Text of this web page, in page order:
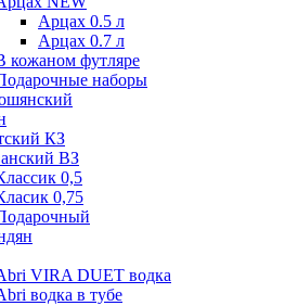
Арцах 0.5 л
Арцах 0.7 л
кожаном футляре
наборы
КЗ
ВЗ
0,5
0,75
VIRA DUET водка
водка в тубе